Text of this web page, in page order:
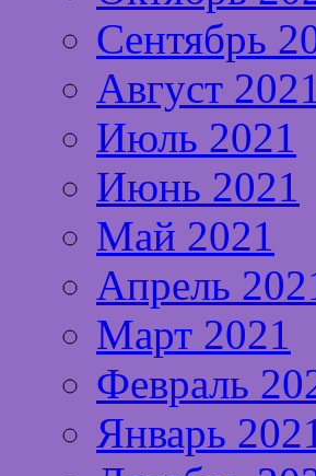
Сентябрь
Август 2021
Июль 2021
Июнь 2021
Май 2021
Апрель
Март 2021
Февраль
Январь